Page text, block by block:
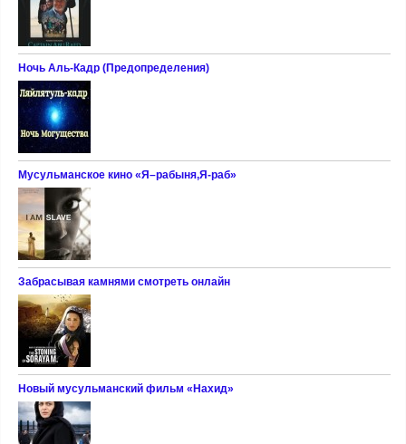
Ночь Аль-Кадр (Предопределения)
Мусульманское кино «Я–рабыня,Я-раб»
Забрасывая камнями смотреть онлайн
Новый мусульманский фильм «Нахид»